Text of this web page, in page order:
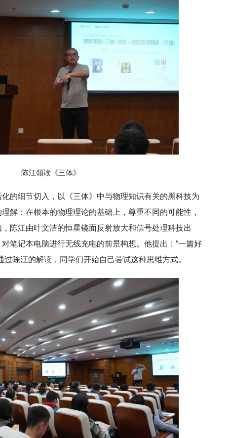
陈江领读《三体》
的细节切入，以《三体》中与物理知识有关的黑科技为
解：在根本的物理理论的基础上，尊重不同的可能性，
陈江由叶文洁的恒星镜面反射放大和信号处理科技出
笔记本电脑进行无线充电的前景构想。他提出：“一篇好
过陈江的解读，同学们开始自己尝试这种思维方式。
先生
扎实开展树立和践行正确政绩观学习教
育